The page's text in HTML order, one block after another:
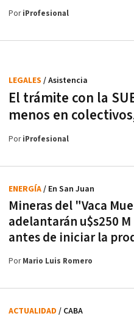
PoriProfesional
El trámite con la
menos en
LEGALES / Asistencia
PoriProfesional
Mineras del "Vaca
adelantarán u$s250
antes de iniciar la
ENERGÍA/ En San Juan
PorMario Luis Romero
ACTUALIDAD / CABA